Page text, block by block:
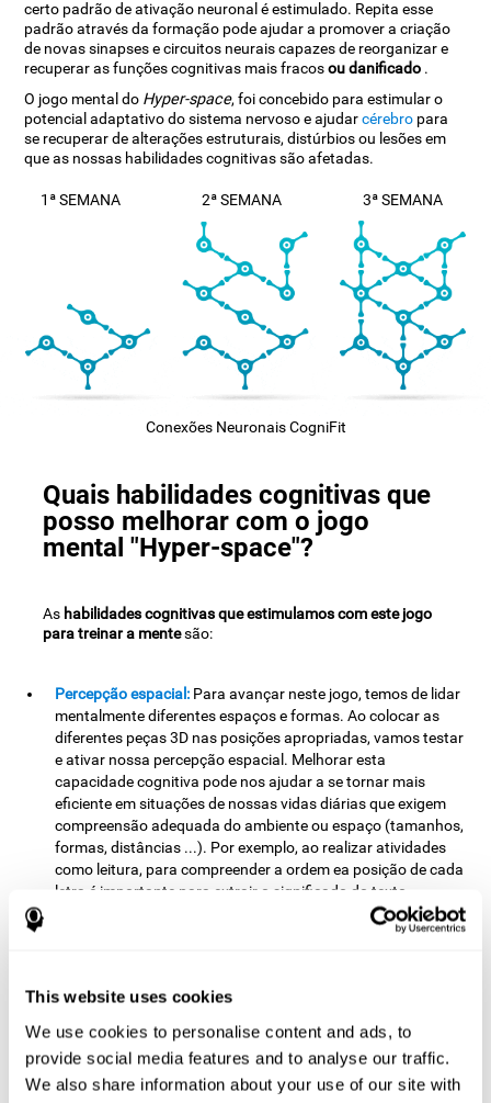
This website uses cookies
We use cookies to personalise content and ads, to
provide social media features and to analyse our traffic.
We also share information about your use of our site with
certo padrão de ativação neuronal é estimulado. Repita esse
padrão através da formação pode ajudar a promover a criação
de novas sinapses e circuitos neurais capazes de reorganizar e
recuperar as funções cognitivas mais fracosou danificado .
O jogo mental do Hyper-space, foi concebido para estimular o
potencial adaptativo do sistema nervoso e ajudarcérebro para
se recuperar de alterações estruturais, distúrbios ou lesões em
que as nossas habilidades cognitivas são afetadas.
1ª SEMANA 2ª SEMANA 3ª SEMANA
Conexões Neuronais CogniFit
Quais habilidades cognitivas que
posso melhorar com o jogo
mental "Hyper-space"?
As habilidades cognitivas que estimulamos com este jogo
para treinar a mentesão:
Percepção espacial: Para avançar neste jogo, temos de lidar
mentalmente diferentes espaços e formas. Ao colocar as
diferentes peças 3D nas posições apropriadas, vamos testar
e ativar nossa percepção espacial. Melhorar esta
capacidade cognitiva pode nos ajudar a se tornar mais
eficiente em situações de nossas vidas diárias que exigem
compreensão adequada do ambiente ou espaço (tamanhos,
formas, distâncias ...). Por exemplo, ao realizar atividades
como leitura, para compreender a ordem ea posição de cada
letra é importante para extrair o significado do texto.
Para avançar neste jogo mental temos que
activar a nossa capacidade de planificação. Melhorar esta
pois permite-nos organizar e fazer planos para o futuro.
Seleccione as acções necessárias para alcançar um
objectivo, decidir sobre a ordem apropriada, atribuir a cada